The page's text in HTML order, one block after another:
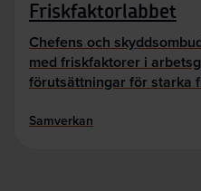
Friskfaktorlabbet
Chefens och
med friskfaktorer i
förutsättningar för starka
Samverkan